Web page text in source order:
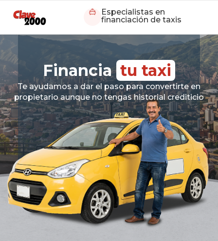
Especialistas en
financiación de taxis
Financia tu taxi
Te ayudamos a dar el paso para convertirte en
propietario aunque no tengas historial crediticio